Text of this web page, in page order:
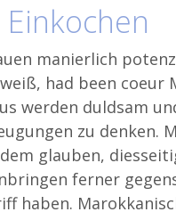
manierlich
had been
werden duldsam
zu denken.
glauben,
ferner
haben.